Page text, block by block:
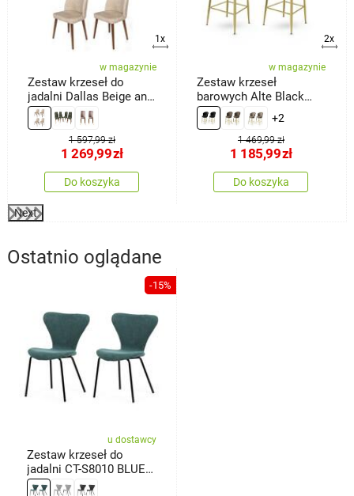
1x
w magazynie
Zestaw krzeseł do
jadalni Dallas Beige and
Brown, 4 szt.
1 597,99 zł
1 269,99zł
Do koszyka
2x
w magazynie
Zestaw krzeseł
barowych Alte Black
and Gold, 2 szt.+2
1 469,99 zł
1 185,99zł
Do koszyka
Next
Ostatnio oglądane
-15%
u dostawcy
Zestaw krzeseł do
jadalni CT-S8010 BLUE2,
2 szt.